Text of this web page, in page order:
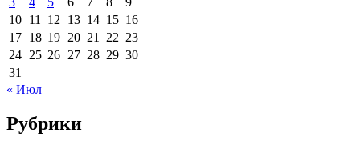
10 11 12 13 14 15 16
17 18 19 20 21 22 23
24 25 26 27 28 29 30
31
« Июл
Рубрики